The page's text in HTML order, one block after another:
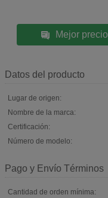
Mejor precio
Datos del producto
Lugar de origen:
Nombre de la marca:
Certificación:
Número de modelo:
Pago y Envío Términos
Cantidad de orden mínima: